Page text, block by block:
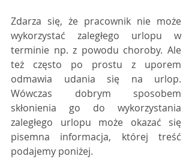
Zdarza się, że pracownik nie może
wykorzystać zaległego urlopu w
terminie np. z powodu choroby. Ale
też często po prostu z uporem
odmawia udania się na urlop.
Wówczas dobrym sposobem
skłonienia go do wykorzystania
zaległego urlopu może okazać się
pisemna informacja, której treść
podajemy poniżej.